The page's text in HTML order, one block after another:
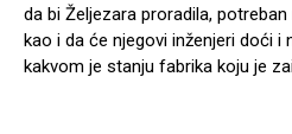
da bi Željezara proradila,
kao i da će njegovi inženjeri doći i
kakvom je stanju fabrika koju je